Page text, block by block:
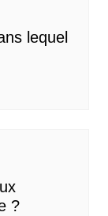
lequel
?